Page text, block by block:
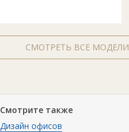
СМОТРЕТЬ ВСЕ МОДЕЛИ
Смотрите также
Дизайн офисов